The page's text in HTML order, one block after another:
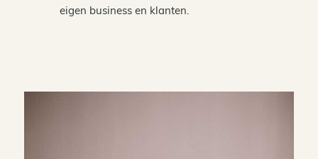
eigen business en klanten.